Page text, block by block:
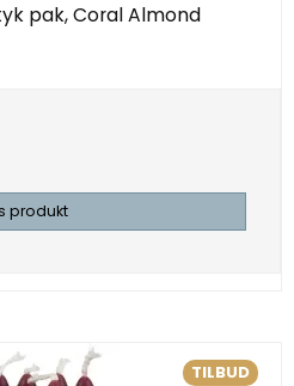
pak, Coral Almond
produkt
TILBUD